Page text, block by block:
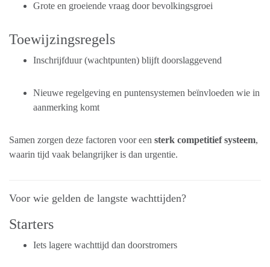
Grote en groeiende vraag door bevolkingsgroei
Toewijzingsregels
Inschrijfduur (wachtpunten) blijft doorslaggevend
Nieuwe regelgeving en puntensystemen beïnvloeden wie in
aanmerking komt
Samen zorgen deze factoren voor een sterk competitief systeem,
waarin tijd vaak belangrijker is dan urgentie.
Voor wie gelden de langste wachttijden?
Starters
Iets lagere wachttijd dan doorstromers